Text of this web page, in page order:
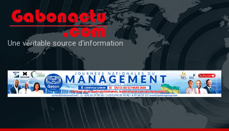
content
Une véritable source d'information